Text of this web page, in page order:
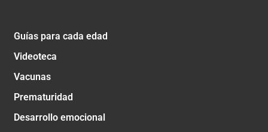
Guías para cada edad
Videoteca
Vacunas
Prematuridad
Desarrollo emocional